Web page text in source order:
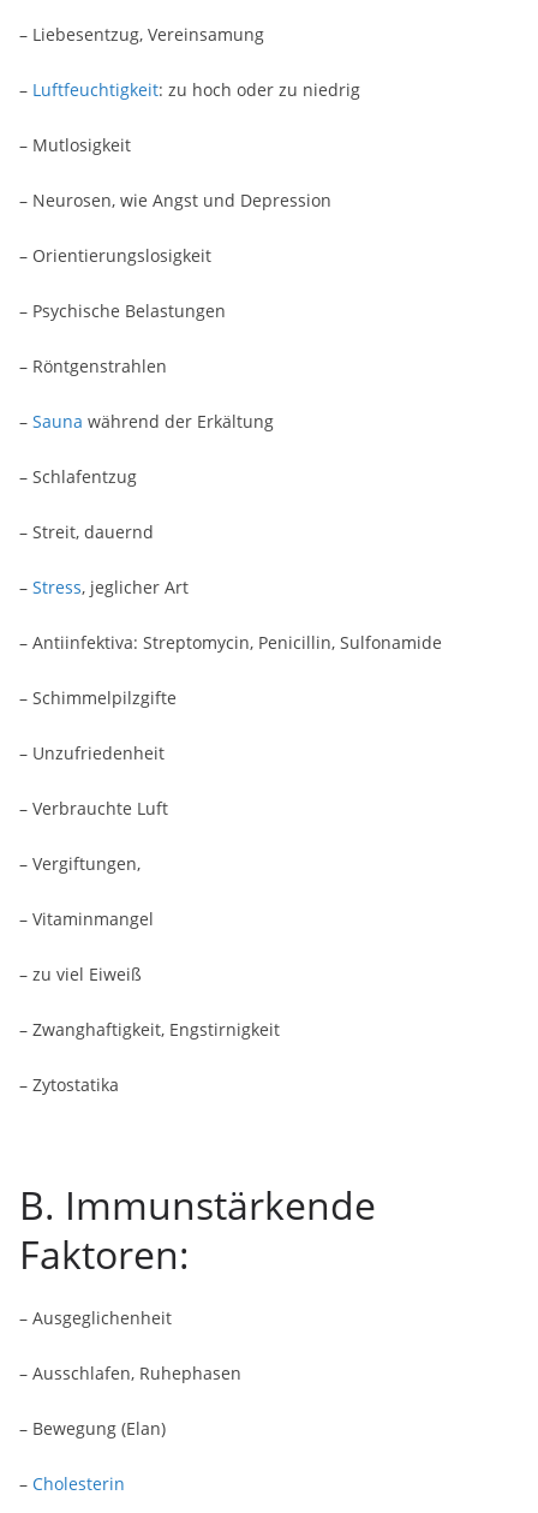
– Liebesentzug, Vereinsamung
– Luftfeuchtigkeit: zu hoch oder zu niedrig
– Mutlosigkeit
– Neurosen, wie Angst und Depression
– Orientierungslosigkeit
– Psychische Belastungen
– Röntgenstrahlen
– Sauna während der Erkältung
– Schlafentzug
– Streit, dauernd
– Stress, jeglicher Art
– Antiinfektiva: Streptomycin, Penicillin, Sulfonamide
– Schimmelpilzgifte
– Unzufriedenheit
– Verbrauchte Luft
– Vergiftungen,
– Vitaminmangel
– zu viel Eiweiß
– Zwanghaftigkeit, Engstirnigkeit
– Zytostatika
B. Immunstärkende
Faktoren:
– Ausgeglichenheit
– Ausschlafen, Ruhephasen
– Bewegung (Elan)
– Cholesterin